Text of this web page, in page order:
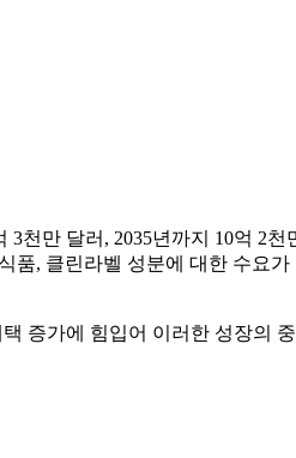
천만 달러, 2035년까지 10억 2
, 클린라벨 성분에 대한 수요가
증가에 힘입어 이러한 성장의